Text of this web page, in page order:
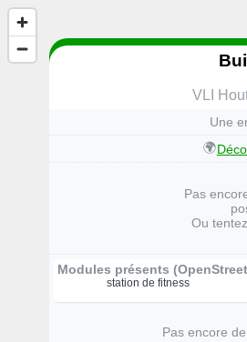
VLI
Une
🌍
Pas
Ou tentez
Modules présents
station de fitness
Pas encore